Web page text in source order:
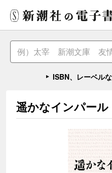
ISBN、レーベル
遥かなインパール